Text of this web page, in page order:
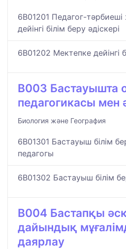
6B01201 Педагог-
дейінгі білім беру әдіскері
6B01202 Мектепке дейінгі
B003 Бастауышта
педагогикасы мен
Биология және География
6B01301 Бастауыш білім
педагогы
6B01302 Бастауыш білім
B004 Бастапқы
дайындық
даярлау